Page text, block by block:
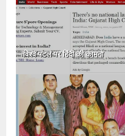
विश्व पटल पर हिंदी की कामना